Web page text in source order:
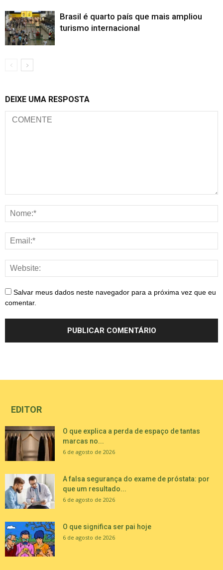
Brasil é quarto país que mais ampliou
turismo internacional
DEIXE UMA RESPOSTA
Salvar meus dados neste navegador para a próxima vez que eu
comentar.
EDITOR
O que explica a perda de espaço de tantas
marcas no...
6 de agosto de 2026
A falsa segurança do exame de próstata: por
que um resultado...
6 de agosto de 2026
O que significa ser pai hoje
6 de agosto de 2026